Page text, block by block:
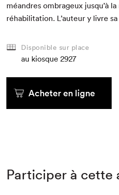
méan­dres ombrageux jusqu’à
réha­bil­i­ta­tion. L’au­teur y livre
Disponible sur place
au kiosque 2927
Acheter en ligne
Participer à cette